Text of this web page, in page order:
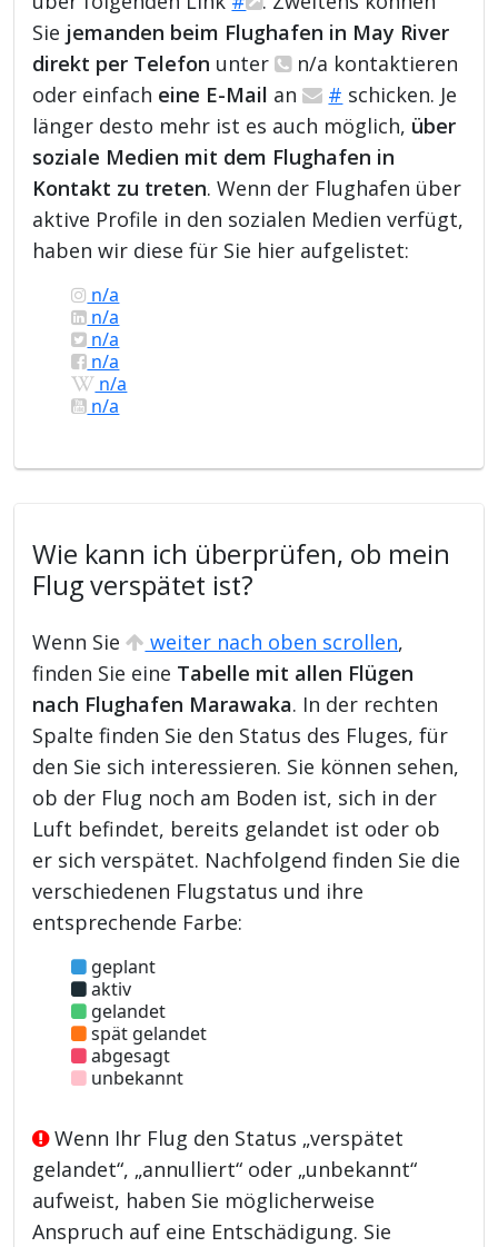
Sie jemanden beim Flughafen in May River
direkt per Telefon unter
n/a kontaktieren
oder einfach eine E-Mail an # schicken. Je
länger desto mehr ist es auch möglich, über
soziale Medien mit dem Flughafen in
Kontakt zu treten. Wenn der Flughafen über
aktive Profile in den sozialen Medien verfügt,
haben wir diese für Sie hier aufgelistet:
n/a
n/a
n/a
n/a
n/a
n/a
Wie kann ich überprüfen, ob mein
Flug verspätet ist?
Wenn Sie weiter nach oben scrollen,
finden Sie eine Tabelle mit allen Flügen
nach Flughafen Marawaka. In der rechten
Spalte finden Sie den Status des Fluges, für
den Sie sich interessieren. Sie können sehen,
ob der Flug noch am Boden ist, sich in der
Luft befindet, bereits gelandet ist oder ob
er sich verspätet. Nachfolgend finden Sie die
verschiedenen Flugstatus und ihre
entsprechende Farbe:
geplant
aktiv
gelandet
spät gelandet
abgesagt
unbekannt
Wenn Ihr Flug den Status „verspätet
gelandet“, „annulliert“ oder „unbekannt“
aufweist, haben Sie möglicherweise
Anspruch auf eine Entschädigung. Sie